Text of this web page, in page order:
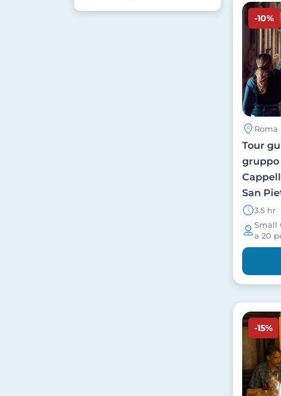
Image
-10%
Roma
Tour
gruppo
San
3.5 hr
Small
a 20
Image
-15%